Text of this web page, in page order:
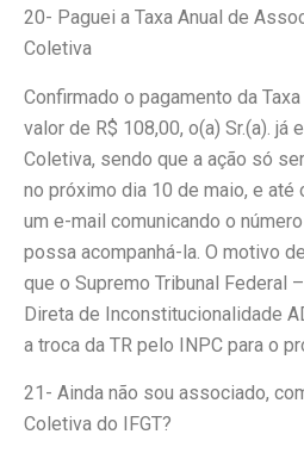
20- Paguei a Taxa Anual de
Coletiva
Confirmado o pagamento da
valor de R$ 108,00, o(a) Sr.(a). já
Coletiva, sendo que a ação só
no próximo dia 10 de maio, e até
um e-mail comunicando o
possa acompanhá-la. O motivo
que o Supremo Tribunal Federal
Direta de Inconstitucionalidade
a troca da TR pelo INPC para o
21- Ainda não sou associado,
Coletiva do IFGT?